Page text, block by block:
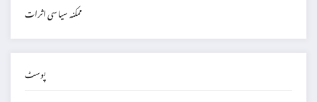
ممکنہ سیاسی اثرات
پوسٹ